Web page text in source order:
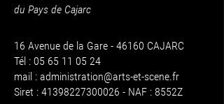
du Pays de Cajarc
16 Avenue de la Gare - 46160 CAJARC
Tél : 05 65 11 05 24
mail : administration@arts-et-scene.fr
Siret : 41398227300026 - NAF : 8552Z